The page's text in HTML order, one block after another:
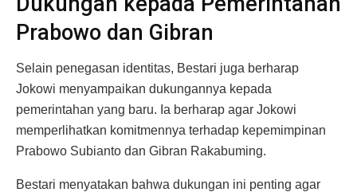
Prabowo dan Gibran
Selain penegasan identitas, Bestari juga berharap
Jokowi menyampaikan dukungannya kepada
pemerintahan yang baru. Ia berharap agar Jokowi
memperlihatkan komitmennya terhadap kepemimpinan
Prabowo Subianto dan Gibran Rakabuming.
Bestari menyatakan bahwa dukungan ini penting agar